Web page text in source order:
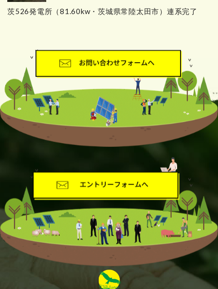
茨526発電所（81.60kw・茨城県常陸太田市）連系完了